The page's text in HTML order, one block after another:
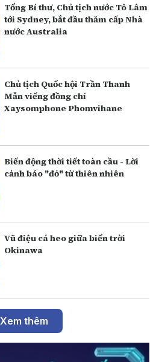
Tổng Bí thư, Chủ tịch nước Tô Lâm
tới Sydney, bắt đầu thăm cấp Nhà
nước Australia
Chủ tịch Quốc hội Trần Thanh
Mẫn viếng đồng chí
Xaysomphone Phomvihane
Biến động thời tiết toàn cầu - Lời
cảnh báo "đỏ" từ thiên nhiên
Vũ điệu cá heo giữa biển trời
Okinawa
Xem thêm